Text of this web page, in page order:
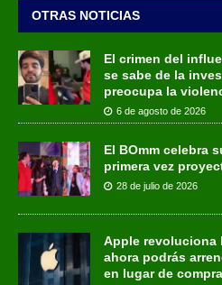
OTRAS NOTICIAS
El crimen del
se sabe de la
preocupa la
6 de agosto de 2026
El BOmm celebra
primera vez
28 de julio de 2026
Apple revoluciona
ahora podrás
en lugar de